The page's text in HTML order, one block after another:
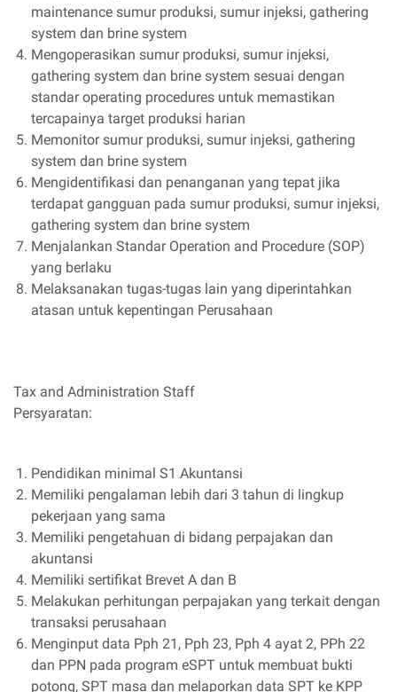
maintenance sumur produksi, sumur injeksi, gathering
system dan brine system
Mengoperasikan sumur produksi, sumur injeksi,
gathering system dan brine system sesuai dengan
standar operating procedures untuk memastikan
tercapainya target produksi harian
Memonitor sumur produksi, sumur injeksi, gathering
system dan brine system
Mengidentifikasi dan penanganan yang tepat jika
terdapat gangguan pada sumur produksi, sumur injeksi,
gathering system dan brine system
Menjalankan Standar Operation and Procedure (SOP)
yang berlaku
Melaksanakan tugas-tugas lain yang diperintahkan
atasan untuk kepentingan Perusahaan
Tax and Administration Staff
Persyaratan:
Pendidikan minimal S1 Akuntansi
Memiliki pengalaman lebih dari 3 tahun di lingkup
pekerjaan yang sama
Memiliki pengetahuan di bidang perpajakan dan
akuntansi
Memiliki sertifikat Brevet A dan B
Melakukan perhitungan perpajakan yang terkait dengan
transaksi perusahaan
Menginput data Pph 21, Pph 23, Pph 4 ayat 2, PPh 22
dan PPN pada program eSPT untuk membuat bukti
potong, SPT masa dan melaporkan data SPT ke KPP